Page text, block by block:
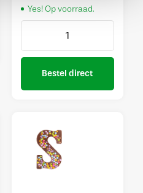
Yes! Op voorraad.
Bestel direct